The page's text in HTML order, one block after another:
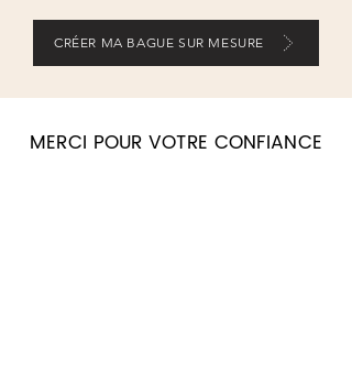
CRÉER MA BAGUE SUR MESURE
MERCI POUR VOTRE CONFIANCE